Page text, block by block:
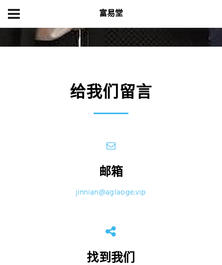
富易堂
给我们留言
邮箱
jinnian@aglaoge.vip
找到我们